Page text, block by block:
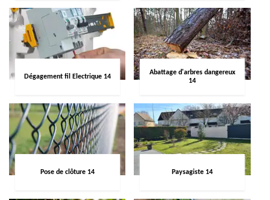
Dégagement fil Electrique 14
Abattage d'arbres dangereux
14
Pose de clôture 14 Paysagiste 14